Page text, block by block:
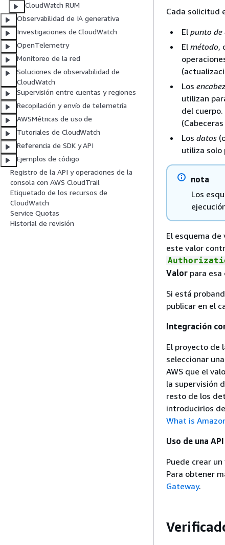
CloudWatch RUM
Observabilidad de IA generativa
Investigaciones de CloudWatch
OpenTelemetry
Monitoreo de la red
Soluciones de observabilidad de
CloudWatch
Supervisión entre cuentas y regiones
Recopilación y envío de telemetría
AWSMétricas de uso de
Tutoriales de CloudWatch
Referencia de SDK y API
Ejemplos de código
Registro de la API y operaciones de la
consola con AWS CloudTrail
Etiquetado de los recursos de
CloudWatch
Service Quotas
Historial de revisión
Cada solicitud
El punto de
El método,
Los
utilizan
del
Los datos
utiliza solo
nota
Los
El esquema de
este valor
Valor para esa
Si está
publicar en el
Integración
El proyecto de
seleccionar
AWS que el
la supervisión
resto de los
introducirlos
What is
Uso de una
Puede crear
Para obtener
Gateway.